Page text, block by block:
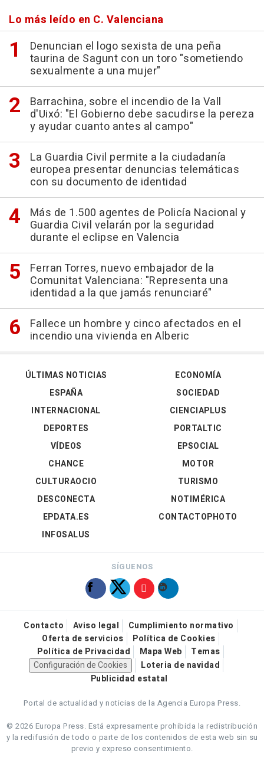
Lo más leído en C. Valenciana
Denuncian el logo sexista de una peña
taurina de Sagunt con un toro "sometiendo
sexualmente a una mujer"
Barrachina, sobre el incendio de la Vall
d'Uixó: "El Gobierno debe sacudirse la pereza
y ayudar cuanto antes al campo"
La Guardia Civil permite a la ciudadanía
europea presentar denuncias telemáticas
con su documento de identidad
Más de 1.500 agentes de Policía Nacional y
Guardia Civil velarán por la seguridad
durante el eclipse en Valencia
Ferran Torres, nuevo embajador de la
Comunitat Valenciana: "Representa una
identidad a la que jamás renunciaré"
Fallece un hombre y cinco afectados en el
incendio una vivienda en Alberic
ÚLTIMAS NOTICIAS
ESPAÑA
INTERNACIONAL
DEPORTES
VÍDEOS
ECONOMÍA
SOCIEDAD
CIENCIAPLUS
PORTALTIC
EPSOCIAL
CHANCE
CULTURAOCIO
DESCONECTA
EPDATA.ES
INFOSALUS
MOTOR
TURISMO
NOTIMÉRICA
CONTACTOPHOTO
SÍGUENOS
Contacto Aviso legal
Cumplimiento normativo
Oferta de servicios
Política de Cookies
Política de Privacidad
Mapa Web
Temas
Configuración de Cookies
Loteria de navidad
Publicidad estatal
Portal de actualidad y noticias de la Agencia Europa Press.
© 2026 Europa Press. Está expresamente prohibida la redistribución
y la redifusión de todo o parte de los contenidos de esta web sin su
previo y expreso consentimiento.